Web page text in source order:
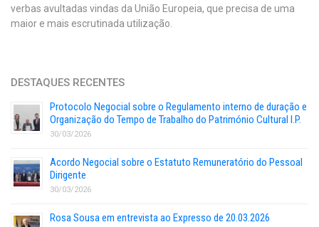
verbas avultadas vindas da União Europeia, que precisa de uma
maior e mais escrutinada utilização.
DESTAQUES RECENTES
Protocolo Negocial sobre o Regulamento interno de duração e
Organização do Tempo de Trabalho do Património Cultural I.P.
30/03/2026
Acordo Negocial sobre o Estatuto Remuneratório do Pessoal
Dirigente
30/03/2026
Rosa Sousa em entrevista ao Expresso de 20.03.2026